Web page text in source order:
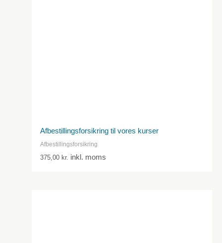
Afbestillingsforsikring til vores kurser
Afbestillingsforsikring
375,00 kr. inkl. moms